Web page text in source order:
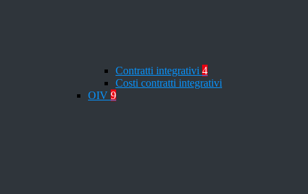
Contratti integrativi 4
Costi contratti integrativi
OIV 9